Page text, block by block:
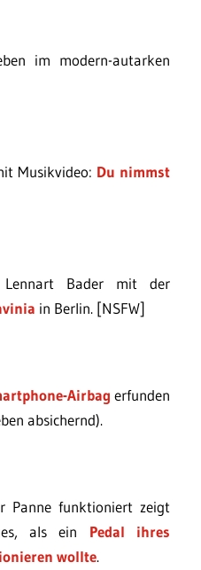
im modern-autarken
Musikvideo: Du nimmst
Lennart Bader mit der
in Berlin. [NSFW]
Airbag erfunden
absichernd).
Panne funktioniert zeigt
als ein Pedal ihres
wollte.